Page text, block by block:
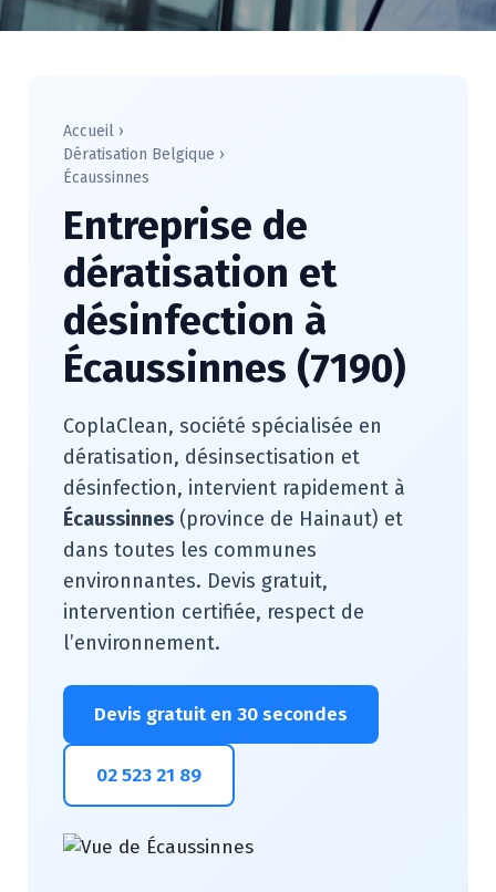
Accueil ›
Dératisation Belgique ›
Écaussinnes
Entreprise de
dératisation et
désinfection à
Écaussinnes (7190)
CoplaClean, société spécialisée en
dératisation, désinsectisation et
désinfection, intervient rapidement à
Écaussinnes (province de Hainaut) et
dans toutes les communes
environnantes. Devis gratuit,
intervention certifiée, respect de
l’environnement.
Devis gratuit en 30 secondes
02 523 21 89